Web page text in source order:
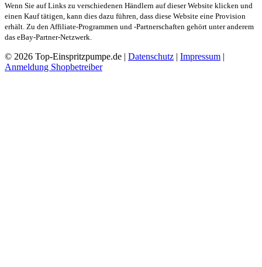
Wenn Sie auf Links zu verschiedenen Händlern auf dieser Website klicken und
einen Kauf tätigen, kann dies dazu führen, dass diese Website eine Provision
erhält. Zu den Affiliate-Programmen und -Partnerschaften gehört unter anderem
das eBay-Partner-Netzwerk.
© 2026 Top-Einspritzpumpe.de | Datenschutz | Impressum |
Anmeldung Shopbetreiber